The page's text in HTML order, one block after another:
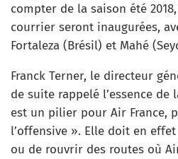
compter de la saison été
courrier seront inaugurées,
Fortaleza (Brésil) et Mahé
Franck Terner, le directeur
de suite rappelé l’essence de
est un pilier pour Air France,
l’offensive ». Elle doit en
ou de rouvrir des routes où